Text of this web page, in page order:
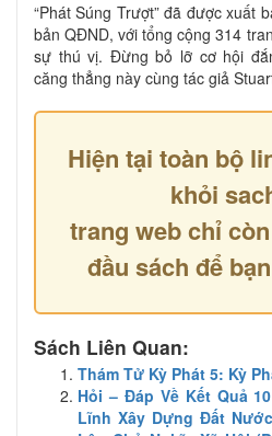
“Phát Súng Trượt” đã được xuất
bản QĐND, với tổng cộng 314
sự thú vị. Đừng bỏ lỡ cơ hội
căng thẳng này cùng tác giả
Hiện tại toàn bộ
khỏi
trang web chỉ
đầu sách để
Sách Liên Quan:
Thám Tử Kỳ Phát 5: Kỳ
Hỏi – Đáp Về Kết Quả
Lĩnh Xây Dựng Đất